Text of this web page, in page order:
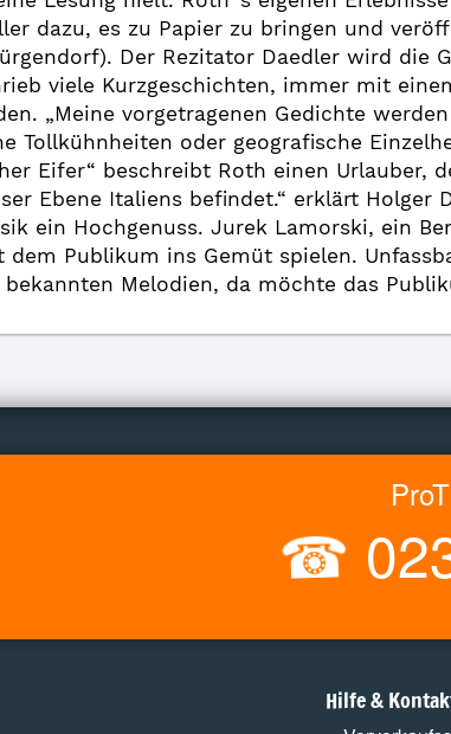
dazu, es zu Papier zu bringen und
Der Rezitator Daedler wird die
viele Kurzgeschichten, immer mit
„Meine vorgetragenen Gedichte
Tollkühnheiten oder geografische
Eifer“ beschreibt Roth einen
Ebene Italiens befindet.“ erklärt Holger
ein Hochgenuss. Jurek Lamorski, ein
dem Publikum ins Gemüt spielen.
Melodien, da möchte das
☎
Hilfe &